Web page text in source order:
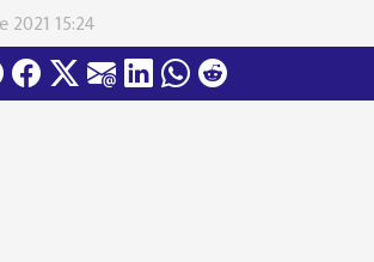
2021 15:24